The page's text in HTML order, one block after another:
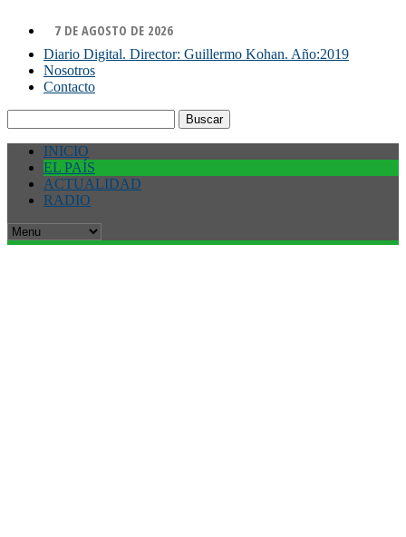
7 DE AGOSTO DE 2026
Diario Digital. Director: Guillermo Kohan. Año:2019
Nosotros
Contacto
INICIO
EL PAÍS
ACTUALIDAD
RADIO